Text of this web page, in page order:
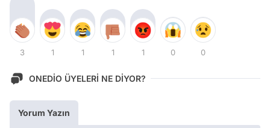
3 1 1 1 1 0 0
ONEDİO ÜYELERİ NE DİYOR?
Yorum Yazın